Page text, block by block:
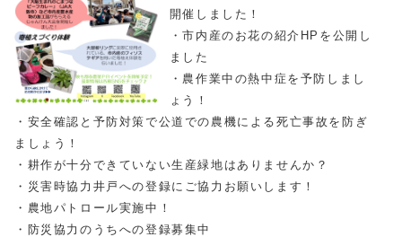
開催しました！
・市内産のお花の紹介HPを公開し
ました
・農作業中の熱中症を予防しまし
ょう！
・安全確認と予防対策で公道での農機による死亡事故を防ぎ
ましょう！
・耕作が十分できていない生産緑地はありませんか？
・災害時協力井戸への登録にご協力お願いします！
・農地パトロール実施中！
・防災協力のうちへの登録募集中